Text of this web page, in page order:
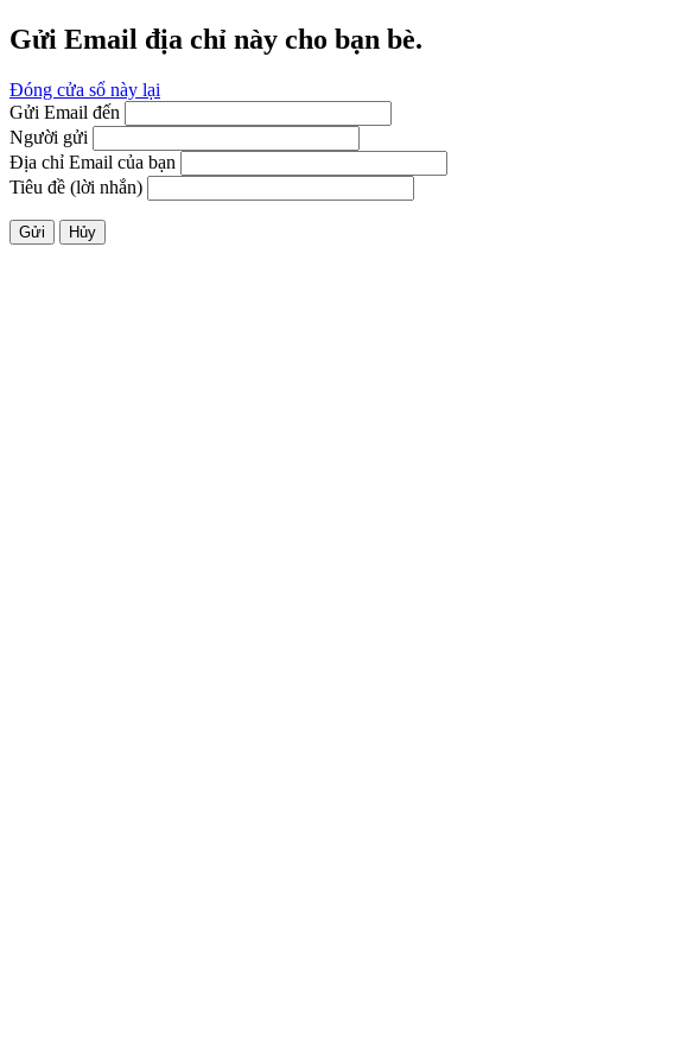
Gửi Email địa chỉ này cho bạn bè.
Đóng cửa sổ này lại
Gửi Email đến
Người gửi
Địa chỉ Email của bạn
Tiêu đề (lời nhắn)
Gửi Hủy